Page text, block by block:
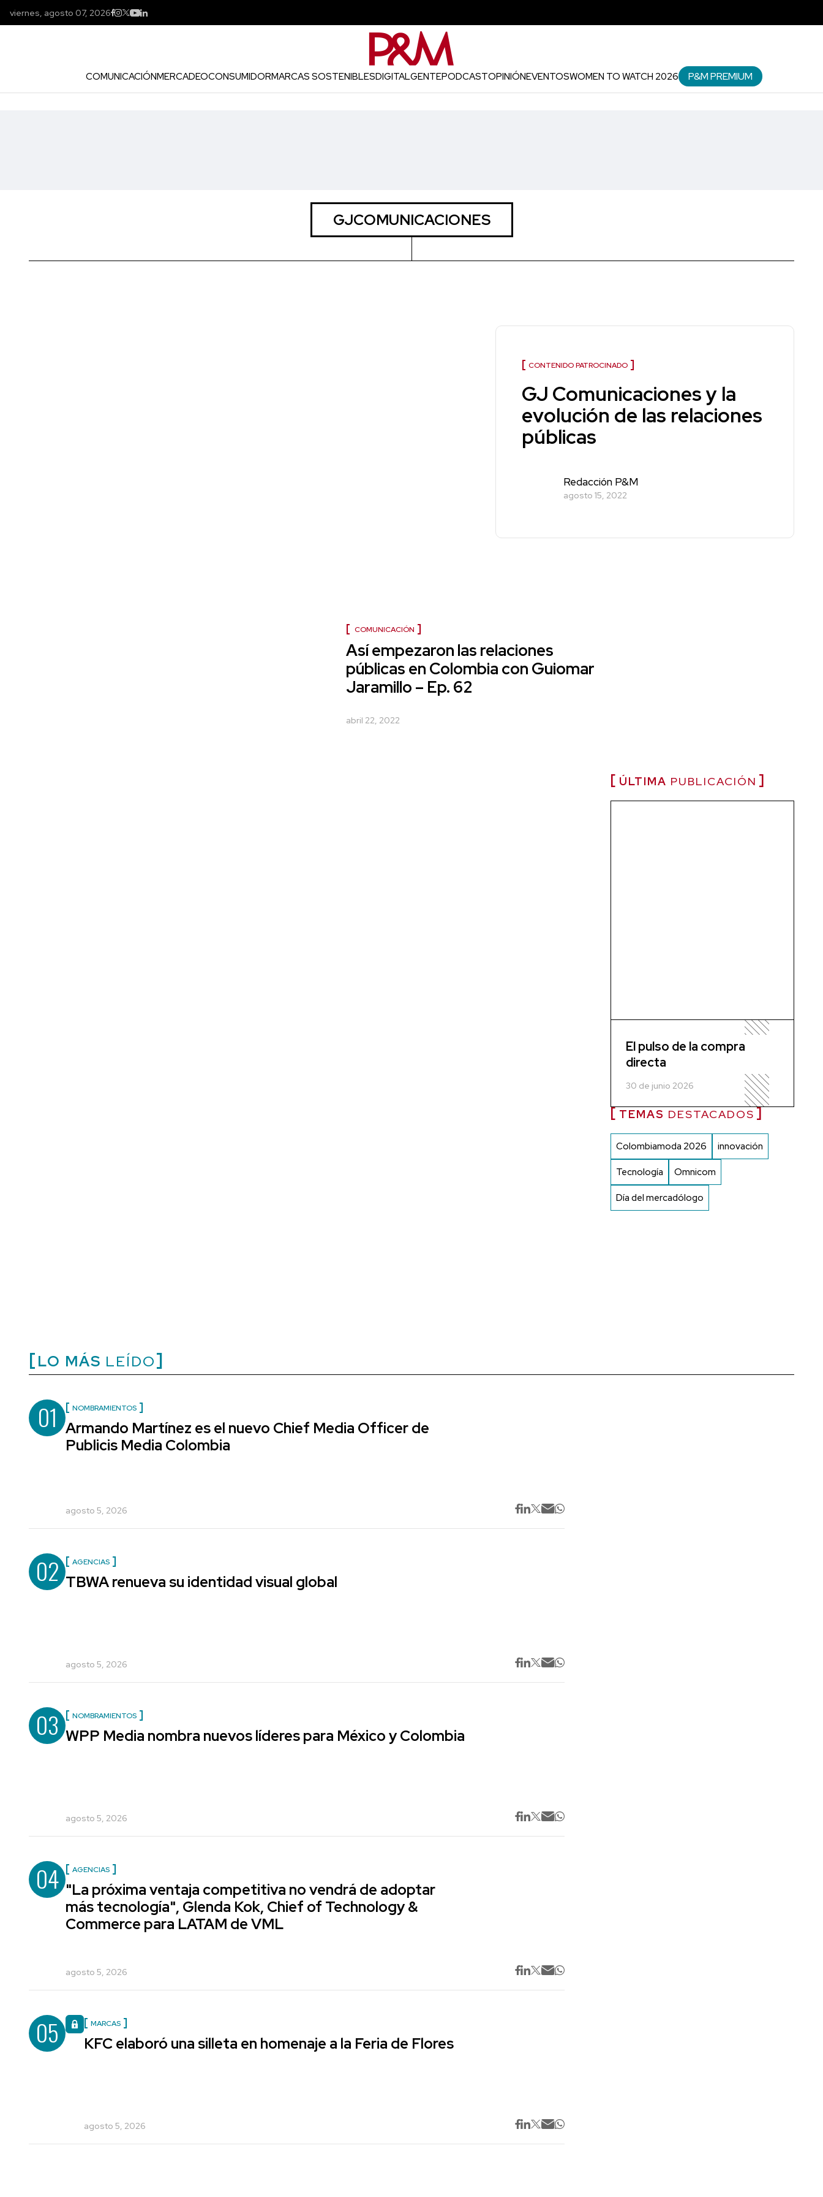
viernes, agosto 07, 2026
COMUNICACIÓNMERCADEOCONSUMIDORMARCAS SOSTENIBLESDIGITALGENTEPODCASTOPINIÓNEVENTOSWOMEN TO WATCH 2026 P&M PREMIUM
GJCOMUNICACIONES
CONTENIDO PATROCINADO
GJ Comunicaciones y la
evolución de las relaciones
públicas
Redacción P&M
agosto 15, 2022
COMUNICACIÓN
Así empezaron las relaciones
públicas en Colombia con Guiomar
Jaramillo – Ep. 62
abril 22, 2022
ÚLTIMA PUBLICACIÓN
El pulso de la compra
directa
30 de junio 2026
TEMAS DESTACADOS
Colombiamoda 2026 innovación
Tecnología Omnicom
Día del mercadólogo
LO MÁS LEÍDO
01 NOMBRAMIENTOS
Armando Martínez es el nuevo Chief Media Officer de
Publicis Media Colombia
agosto 5, 2026
02 AGENCIAS
TBWA renueva su identidad visual global
agosto 5, 2026
03 NOMBRAMIENTOS
WPP Media nombra nuevos líderes para México y Colombia
agosto 5, 2026
04 AGENCIAS
"La próxima ventaja competitiva no vendrá de adoptar
más tecnología", Glenda Kok, Chief of Technology &
Commerce para LATAM de VML
agosto 5, 2026
05 MARCAS
KFC elaboró una silleta en homenaje a la Feria de Flores
agosto 5, 2026